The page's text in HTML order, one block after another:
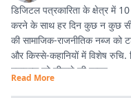
डिजिटल पत्रकारिता के क्षेत्र में
करने के साथ हर दिन कुछ न कुछ
की सामाजिक-राजनीतिक नब्ज
और किस्से-कहानियों में विशेष
स्टाइल्स को सीखने की चाहत.
Read More